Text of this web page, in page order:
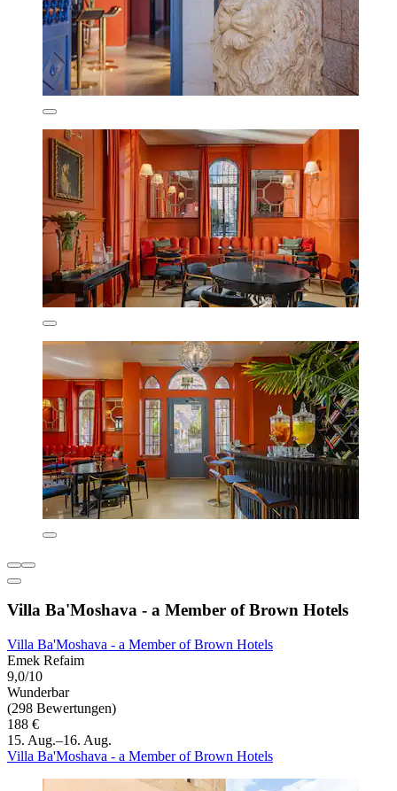
Villa Ba'Moshava - a Member of Brown Hotels
Villa Ba'Moshava - a Member of Brown Hotels
Emek Refaim
9,0/10
Wunderbar
(298 Bewertungen)
188 €
15. Aug.–16. Aug.
Villa Ba'Moshava - a Member of Brown Hotels